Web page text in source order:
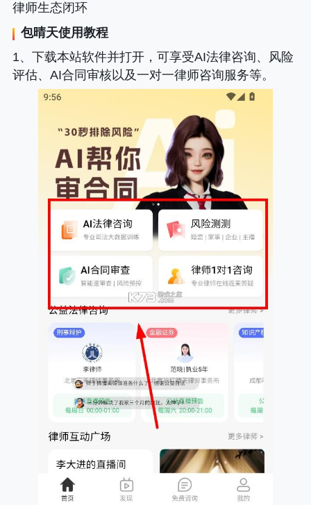
律师生态闭环
包晴天使用教程
1、下载本站软件并打开，可享受AI法律咨询、风险
评估、AI合同审核以及一对一律师咨询服务等。